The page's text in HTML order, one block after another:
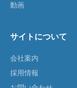
動画
サイトについて
会社案内
採用情報